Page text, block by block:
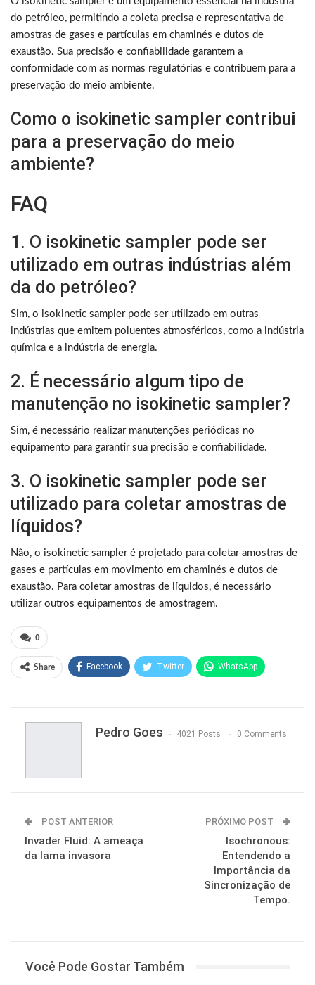
do petróleo, permitindo a coleta precisa e representativa de
amostras de gases e partículas em chaminés e dutos de
exaustão. Sua precisão e confiabilidade garantem a
conformidade com as normas regulatórias e contribuem para a
preservação do meio ambiente.
Como o isokinetic sampler contribui
para a preservação do meio
ambiente?
FAQ
1. O isokinetic sampler pode ser
utilizado em outras indústrias além
da do petróleo?
Sim, o isokinetic sampler pode ser utilizado em outras
indústrias que emitem poluentes atmosféricos, como a indústria
química e a indústria de energia.
2. É necessário algum tipo de
manutenção no isokinetic sampler?
Sim, é necessário realizar manutenções periódicas no
equipamento para garantir sua precisão e confiabilidade.
3. O isokinetic sampler pode ser
utilizado para coletar amostras de
líquidos?
Não, o isokinetic sampler é projetado para coletar amostras de
gases e partículas em movimento em chaminés e dutos de
exaustão. Para coletar amostras de líquidos, é necessário
utilizar outros equipamentos de amostragem.
0
Share Facebook Twitter WhatsApp
Pedro Goes 4021 Posts 0 Comments
POST ANTERIOR
Invader Fluid: A ameaça
da lama invasora
PRÓXIMO POST
Isochronous:
Entendendo a
Importância da
Sincronização de
Tempo.
Você Pode Gostar Também